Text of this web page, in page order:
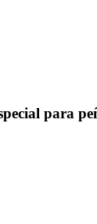
para